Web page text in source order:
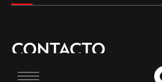
CONTACTO